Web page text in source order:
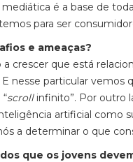
é a base de
para ser
e ameaças?
crescer que está
E nesse particular
scroll infinito”. Por outro
artificial
a determinar o que
que os jovens